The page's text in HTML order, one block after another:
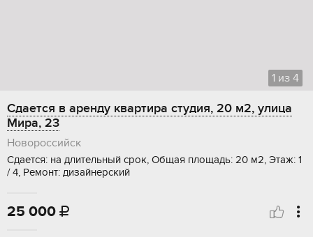
1 из 4
Сдается в аренду квартира студия, 20 м2, улица
Мира, 23
Новороссийск
Сдается: на длительный срок, Общая площадь: 20 м2, Этаж: 1
/ 4, Ремонт: дизайнерский
25 000 